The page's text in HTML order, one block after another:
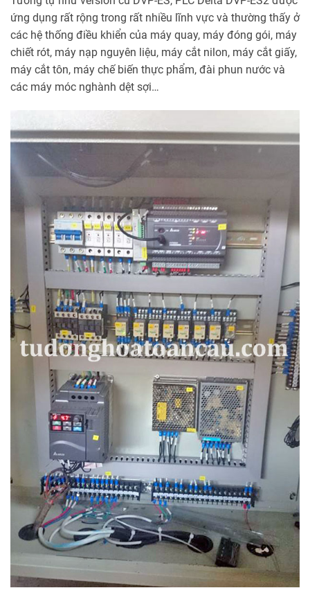
ứng dụng rất rộng trong rất nhiều lĩnh vực và thường thấy ở
các hệ thống điều khiển của máy quay, máy đóng gói, máy
chiết rót, máy nạp nguyên liệu, máy cắt nilon, máy cắt giấy,
máy cắt tôn, máy chế biến thực phẩm, đài phun nước và
các máy móc nghành dệt sợi…